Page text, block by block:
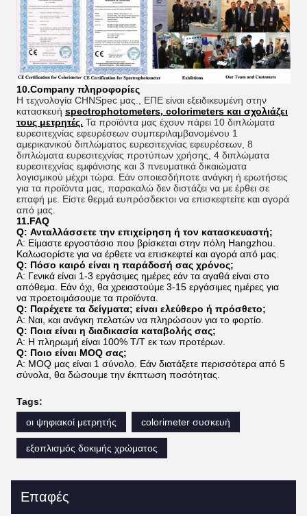
10.Company πληροφορίες
Η τεχνολογία CHNSpec μας., ΕΠΕ είναι εξειδικευμένη στην
κατασκευή spectrophotometers, colorimeters και σχολιάζει
τους μετρητές. Τα προϊόντα μας έχουν πάρει 10 διπλώματα
ευρεσιτεχνίας εφευρέσεων συμπεριλαμβανομένου 1
αμερικανικού διπλώματος ευρεσιτεχνίας εφευρέσεων, 8
διπλώματα ευρεσιτεχνίας προτύπων χρήσης, 4 διπλώματα
ευρεσιτεχνίας εμφάνισης και 3 πνευματικά δικαιώματα
λογισμικού μέχρι τώρα. Εάν οποιεσδήποτε ανάγκη ή ερωτήσεις
για τα προϊόντα μας, παρακαλώ δεν διστάζει να με έρθει σε
επαφή με. Είστε θερμά ευπρόσδεκτοι να επισκεφτείτε και αγορά
από μας.
11.FAQ
Q: Ανταλλάσσετε την επιχείρηση ή τον κατασκευαστή;
Α: Είμαστε εργοστάσιο που βρίσκεται στην πόλη Hangzhou.
Καλωσορίστε για να έρθετε να επισκεφτεί και αγορά από μας.
Q: Πόσο καιρό είναι η παράδοσή σας χρόνος;
Α: Γενικά είναι 1-3 εργάσιμες ημέρες εάν τα αγαθά είναι στο
απόθεμα. Εάν όχι, θα χρειαστούμε 3-15 εργάσιμες ημέρες για
να προετοιμάσουμε τα προϊόντα.
Q: Παρέχετε τα δείγματα; είναι ελεύθερο ή πρόσθετο;
Α: Ναι, και ανάγκη πελατών να πληρώσουν για το φορτίο.
Q: Ποια είναι η διαδικασία καταβολής σας;
Α: Η πληρωμή είναι 100% T/T εκ των προτέρων.
Q: Ποιο είναι MOQ σας;
Α: MOQ μας είναι 1 σύνολο. Εάν διατάξετε περισσότερα από 5
σύνολα, θα δώσουμε την έκπτωση ποσότητας.
Tags:
οι ψηφιακοί μετρητής
colorimeter συσκευή
εξοπλισμός δοκιμής χρώματος
Επαφές